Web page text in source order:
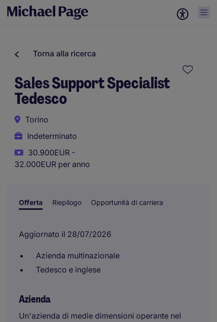
Torna alla ricerca
Sales Support Specialist
Tedesco
Torino
Indeterminato
30.900EUR -
32.000EUR per anno
Offerta Riepilogo Opportunità di carriera
Aggiornato il 28/07/2026
Azienda multinazionale
Tedesco e inglese
Azienda
Un'azienda di medie dimensioni operante nel